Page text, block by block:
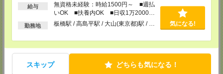
給与
無資格未経験：時給1500円～ ■週払
いOK ■扶養内OK ■日収1万2000円
以上
勤務地 板橋駅 / 高島平駅 / 大山(東京都)駅 / … 気になる!
スキップ どちらも気になる！
〒210-0007 神奈川県川崎市川崎区駅前本町3-1 NMF川崎東口ビル7F
TEL：044-233-3501
FAX：044-233-4305
横浜介護オフィス
〒221-0835 神奈川県横浜市神奈川区鶴屋町2-23-2 TSプラザビルディング